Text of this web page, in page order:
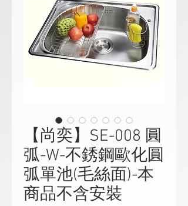
【尚奕】SE-008 圓
弧-W-不銹鋼歐化圓
弧單池(毛絲面)-本
商品不含安裝